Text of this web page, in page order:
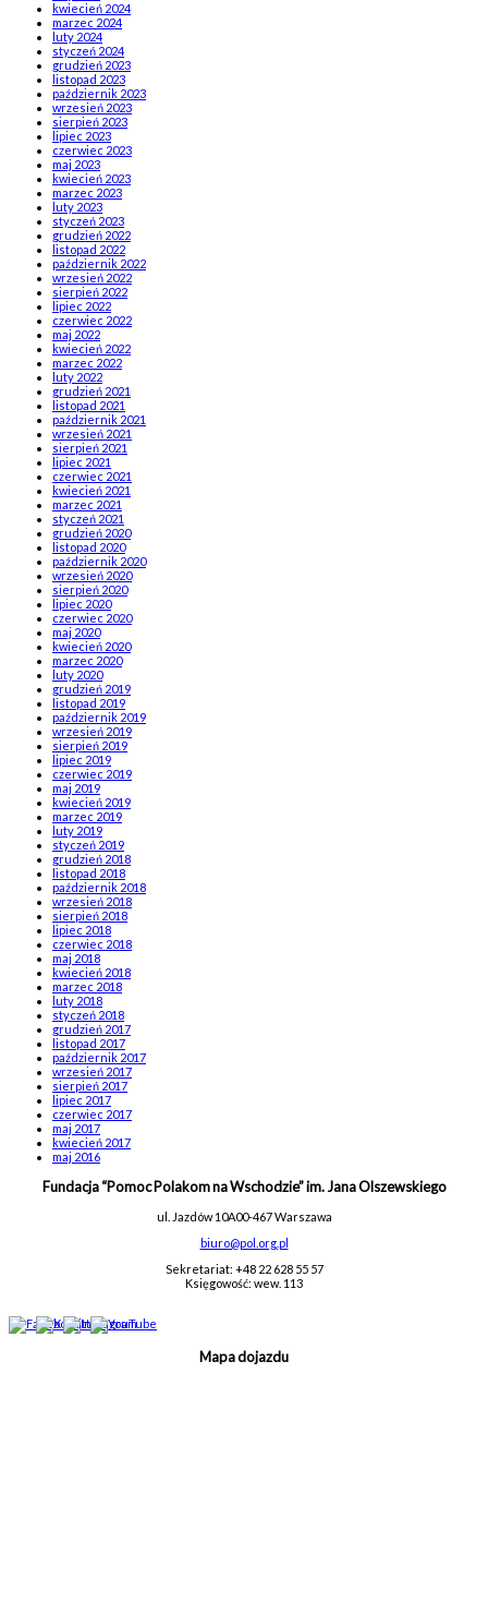
kwiecień 2024
marzec 2024
luty 2024
styczeń 2024
grudzień 2023
listopad 2023
październik 2023
wrzesień 2023
sierpień 2023
lipiec 2023
czerwiec 2023
maj 2023
kwiecień 2023
marzec 2023
luty 2023
styczeń 2023
grudzień 2022
listopad 2022
październik 2022
wrzesień 2022
sierpień 2022
lipiec 2022
czerwiec 2022
maj 2022
kwiecień 2022
marzec 2022
luty 2022
grudzień 2021
listopad 2021
październik 2021
wrzesień 2021
sierpień 2021
lipiec 2021
czerwiec 2021
kwiecień 2021
marzec 2021
styczeń 2021
grudzień 2020
listopad 2020
październik 2020
wrzesień 2020
sierpień 2020
lipiec 2020
czerwiec 2020
maj 2020
kwiecień 2020
marzec 2020
luty 2020
grudzień 2019
listopad 2019
październik 2019
wrzesień 2019
sierpień 2019
lipiec 2019
czerwiec 2019
maj 2019
kwiecień 2019
marzec 2019
luty 2019
styczeń 2019
grudzień 2018
listopad 2018
październik 2018
wrzesień 2018
sierpień 2018
lipiec 2018
czerwiec 2018
maj 2018
kwiecień 2018
marzec 2018
luty 2018
styczeń 2018
grudzień 2017
listopad 2017
październik 2017
wrzesień 2017
sierpień 2017
lipiec 2017
czerwiec 2017
maj 2017
kwiecień 2017
maj 2016
Fundacja “Pomoc Polakom na Wschodzie” im. Jana Olszewskiego
ul. Jazdów 10A00-467 Warszawa
biuro@pol.org.pl
Sekretariat: +48 22 628 55 57
Księgowość: wew. 113
Mapa dojazdu